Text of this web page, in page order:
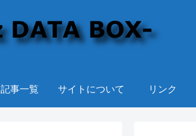
記事一覧 サイトについて リンク